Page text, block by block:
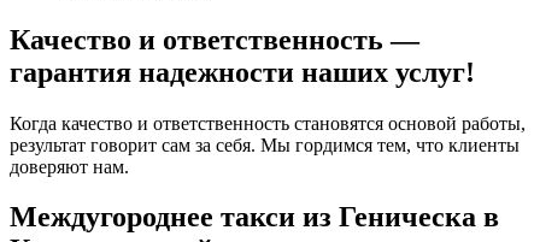
Качество и ответственность —
гарантия надежности наших услуг!
Когда качество и ответственность становятся основой работы,
результат говорит сам за себя. Мы гордимся тем, что клиенты
доверяют нам.
Междугороднее такси из Геническа в